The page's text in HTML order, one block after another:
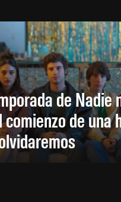
de Nadie
de una